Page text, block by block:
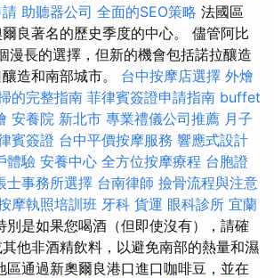
助聽器公司 全面的SEO策略 法國區
爾良著名的歷史季度的中心。 儘管阿比
漫長的選擇，但新的機會包括諾拉釀造
造和南部城市。 台中按摩店選擇 外燴
的完整指南 菲律賓簽證申請指南 buffet
安養院 新北市 專業禮儀公司推薦 月子
賓簽證 台中平價按摩服務 響應式設計
體驗 安養中心 全方位按摩療程 台胞證
士事務所選擇 台南律師 撿骨流程與注意
摩執照培訓班 牙科 貨運 眼科診所 宜蘭
別是如果您喝酒（但即使沒有），請確
他非酒精飲料，以避免南部的熱量和濕
區通過新奧爾良港口進口咖啡豆，並在